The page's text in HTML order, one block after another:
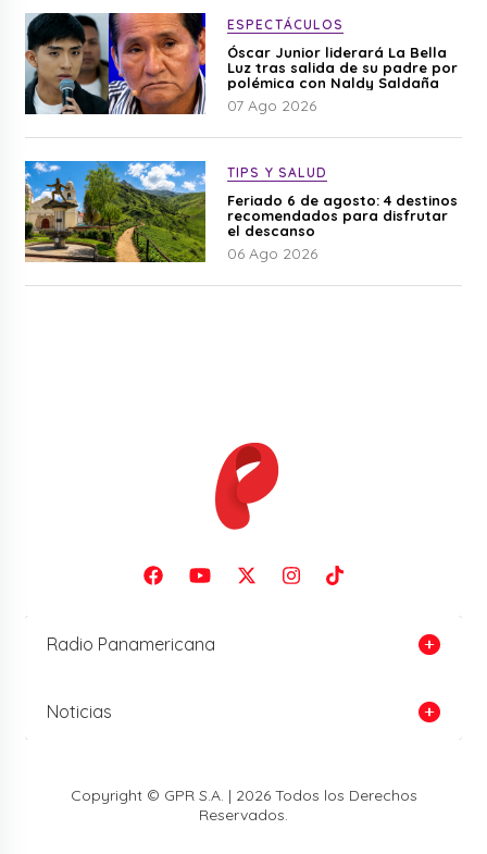
ESPECTÁCULOS
Óscar Junior liderará La Bella
Luz tras salida de su padre por
polémica con Naldy Saldaña
07 Ago 2026
TIPS Y SALUD
Feriado 6 de agosto: 4 destinos
recomendados para disfrutar
el descanso
06 Ago 2026
Radio Panamericana
Noticias
Copyright © GPR S.A. | 2026 Todos los Derechos
Reservados.